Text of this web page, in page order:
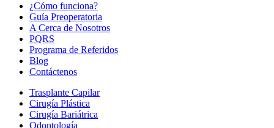
¿Cómo funciona?
Guía Preoperatoria
A Cerca de Nosotros
PQRS
Programa de Referidos
Blog
Contáctenos
Trasplante Capilar
Cirugía Plástica
Cirugía Bariátrica
Odontología